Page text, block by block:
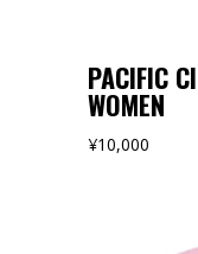
PACIFIC
WOMEN
¥10,000